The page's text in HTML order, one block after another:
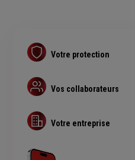
Votre protection
Assurance prévoyance
Complémentaire santé pro
Assurance copropriété
Vos collaborateurs
Guide Complémentaire santé
Votre entreprise
RC Professionnelle